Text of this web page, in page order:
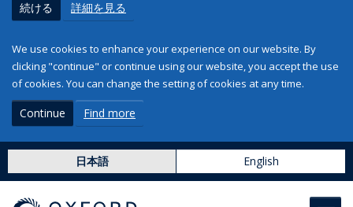
続ける 詳細を見る
We use cookies to enhance your experience on our website. By
clicking "continue" or continue using our website, you accept the use
of cookies. You can change the setting of cookies at any time.
Continue Find more
日本語 English